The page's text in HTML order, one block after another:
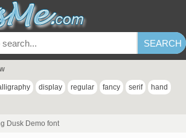
display regular fancy serif hand
Dusk Demo font